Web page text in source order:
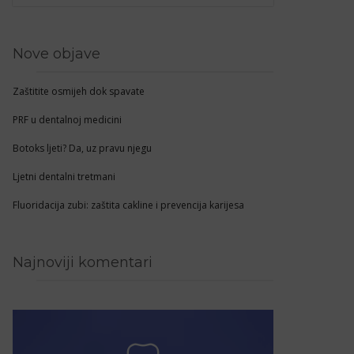
Nove objave
Zaštitite osmijeh dok spavate
PRF u dentalnoj medicini
Botoks ljeti? Da, uz pravu njegu
Ljetni dentalni tretmani
Fluoridacija zubi: zaštita cakline i prevencija karijesa
Najnoviji komentari